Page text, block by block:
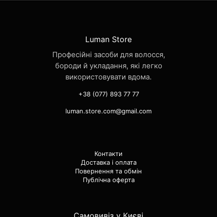
Luman Store
Професійні засоби для волосся,
бороди й укладання, які легко
використовувати вдома.
+38 (077) 893 77 77
luman.store.com@gmail.com
Контакти
Доставка і оплата
Повернення та обмін
Публічна оферта